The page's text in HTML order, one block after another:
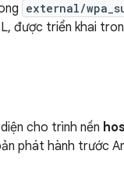
external/
được triển khai
cho trình nền
phát hành trước